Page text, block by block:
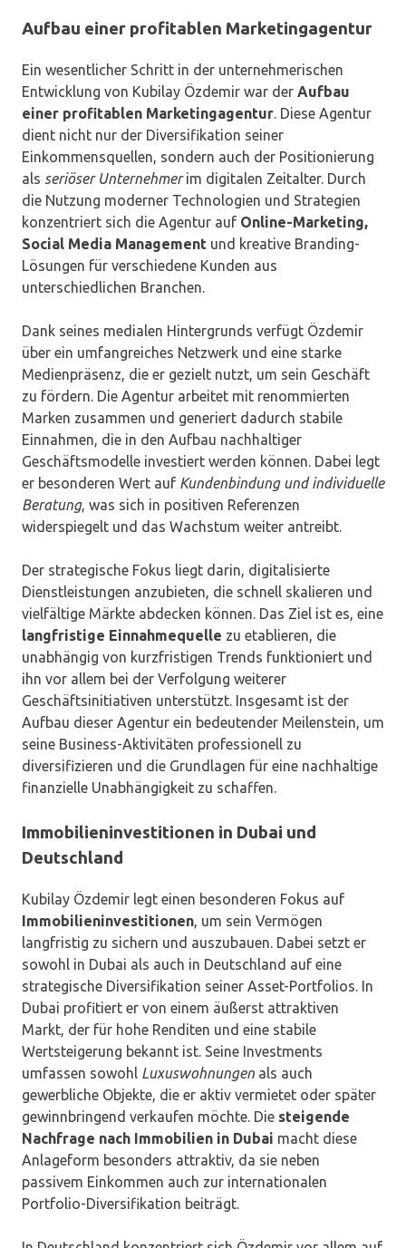
Aufbau einer profitablen Marketingagentur
Ein wesentlicher Schritt in der unternehmerischen
Entwicklung von Kubilay Özdemir war der Aufbau
einer profitablen Marketingagentur. Diese Agentur
dient nicht nur der Diversifikation seiner
Einkommensquellen, sondern auch der Positionierung
als seriöser Unternehmerim digitalen Zeitalter. Durch
die Nutzung moderner Technologien und Strategien
konzentriert sich die Agentur auf Online-Marketing,
Social Media Management und kreative Branding-
Lösungen für verschiedene Kunden aus
unterschiedlichen Branchen.
Dank seines medialen Hintergrunds verfügt Özdemir
über ein umfangreiches Netzwerk und eine starke
Medienpräsenz, die er gezielt nutzt, um sein Geschäft
zu fördern. Die Agentur arbeitet mit renommierten
Marken zusammen und generiert dadurch stabile
Einnahmen, die in den Aufbau nachhaltiger
Geschäftsmodelle investiert werden können. Dabei legt
er besonderen Wert auf Kundenbindung und individuelle
Beratung, was sich in positiven Referenzen
widerspiegelt und das Wachstum weiter antreibt.
Der strategische Fokus liegt darin, digitalisierte
Dienstleistungen anzubieten, die schnell skalieren und
vielfältige Märkte abdecken können. Das Ziel ist es, eine
langfristige Einnahmequelle zu etablieren, die
unabhängig von kurzfristigen Trends funktioniert und
ihn vor allem bei der Verfolgung weiterer
Geschäftsinitiativen unterstützt. Insgesamt ist der
Aufbau dieser Agentur ein bedeutender Meilenstein, um
seine Business-Aktivitäten professionell zu
diversifizieren und die Grundlagen für eine nachhaltige
finanzielle Unabhängigkeit zu schaffen.
Immobilieninvestitionen in Dubai und
Deutschland
Kubilay Özdemir legt einen besonderen Fokus auf
Immobilieninvestitionen, um sein Vermögen
langfristig zu sichern und auszubauen. Dabei setzt er
sowohl in Dubai als auch in Deutschland auf eine
strategische Diversifikation seiner Asset-Portfolios. In
Dubai profitiert er von einem äußerst attraktiven
Markt, der für hohe Renditen und eine stabile
Wertsteigerung bekannt ist. Seine Investments
umfassen sowohl Luxuswohnungen als auch
gewerbliche Objekte, die er aktiv vermietet oder später
gewinnbringend verkaufen möchte. Die steigende
Nachfrage nach Immobilien in Dubai macht diese
Anlageform besonders attraktiv, da sie neben
passivem Einkommen auch zur internationalen
Portfolio-Diversifikation beiträgt.